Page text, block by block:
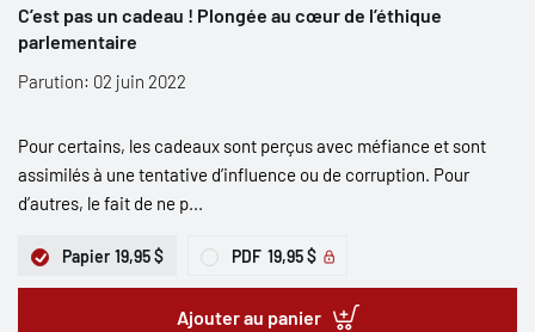
C’est pas un cadeau ! Plongée au cœur de l’éthique
parlementaire
Parution: 02 juin 2022
Pour certains, les cadeaux sont perçus avec méfiance et sont
assimilés à une tentative d’influence ou de corruption. Pour
d’autres, le fait de ne p...
Papier 19,95 $ PDF 19,95 $
Ajouter au panier